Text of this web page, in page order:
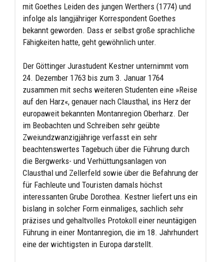
mit Goethes Leiden des jungen Werthers (1774) und
infolge als langjähriger Korrespondent Goethes
bekannt geworden. Dass er selbst große sprachliche
Fähigkeiten hatte, geht gewöhnlich unter.
Der Göttinger Jurastudent Kestner unternimmt vom
24. Dezember 1763 bis zum 3. Januar 1764
zusammen mit sechs weiteren Studenten eine »Reise
auf den Harz«, genauer nach Clausthal, ins Herz der
europaweit bekannten Montanregion Oberharz. Der
im Beobachten und Schreiben sehr geübte
Zweiundzwanzigjährige verfasst ein sehr
beachtenswertes Tagebuch über die Führung durch
die Bergwerks- und Verhüttungsanlagen von
Clausthal und Zellerfeld sowie über die Befahrung der
für Fachleute und Touristen damals höchst
interessanten Grube Dorothea. Kestner liefert uns ein
bislang in solcher Form einmaliges, sachlich sehr
präzises und gehaltvolles Protokoll einer neuntägigen
Führung in einer Montanregion, die im 18. Jahrhundert
eine der wichtigsten in Europa darstellt.